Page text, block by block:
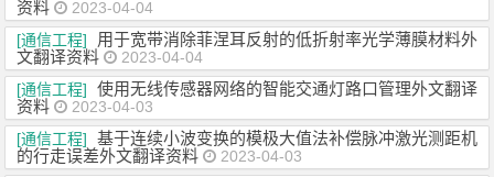
资料
2023-04-04
[通信工程]
用于宽带消除菲涅耳反射的低折射率光学薄膜材料外
文翻译资料
2023-04-04
[通信工程]
使用无线传感器网络的智能交通灯路口管理外文翻译
资料
2023-04-03
[通信工程]
基于连续小波变换的模极大值法补偿脉冲激光测距机
的行走误差外文翻译资料
2023-04-03